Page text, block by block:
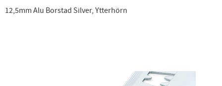
12,5mm Alu Borstad Silver, Ytterhörn